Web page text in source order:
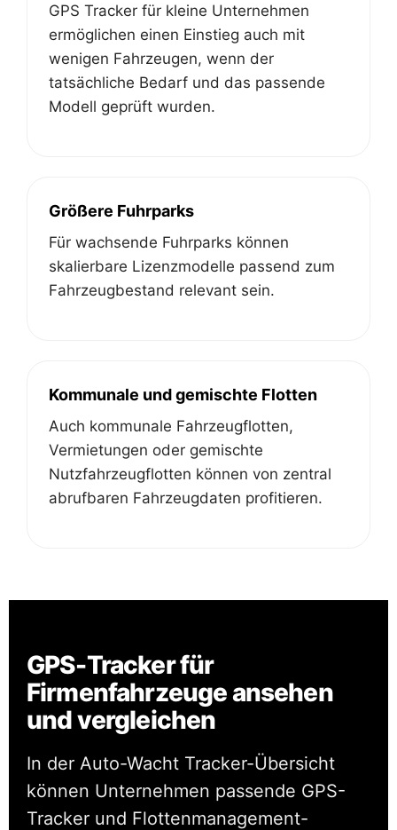
GPS Tracker für kleine Unternehmen
ermöglichen einen Einstieg auch mit
wenigen Fahrzeugen, wenn der
tatsächliche Bedarf und das passende
Modell geprüft wurden.
Größere Fuhrparks
Für wachsende Fuhrparks können
skalierbare Lizenzmodelle passend zum
Fahrzeugbestand relevant sein.
Kommunale und gemischte Flotten
Auch kommunale Fahrzeugflotten,
Vermietungen oder gemischte
Nutzfahrzeugflotten können von zentral
abrufbaren Fahrzeugdaten profitieren.
GPS-Tracker für
Firmenfahrzeuge ansehen
und vergleichen
In der Auto-Wacht Tracker-Übersicht
können Unternehmen passende GPS-
Tracker und Flottenmanagement-